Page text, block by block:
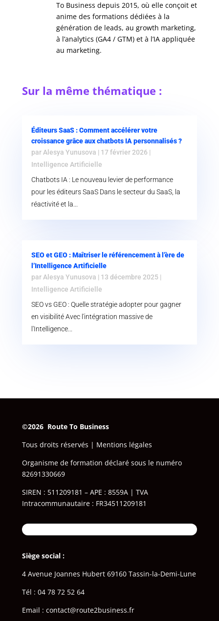
To Business depuis 2015, où elle conçoit et
anime des formations dédiées à la
génération de leads, au growth marketing,
à l’analytics (GA4 / GTM) et à l’IA appliquée
au marketing.
Sur la même thématique :
Éditeurs SaaS : Comment accélérer votre
croissance grâce aux chatbots IA personnalisés ?
parAlesya Yunusova | 17 février 2026 |
Intelligence Artificielle
Chatbots IA : Le nouveau levier de performance
pour les éditeurs SaaS Dans le secteur du SaaS, la
réactivité et la...
SEO et GEO : Maîtriser le référencement à l’ère de
l’Intelligence Artificielle
par Alesya Yunusova | 13 décembre 2025 |
Intelligence Artificielle
SEO vs GEO : Quelle stratégie adopter pour gagner
en visibilité Avec l'intégration massive de
l'Intelligence...
©2026 Route To Business‎
Tous droits réservés | Mentions légales
Organisme de formation déclaré sous le numéro
82691330669
SIREN : 511209181 – APE : 8559A ‎| TVA
Intracommunautaire : FR34511209181
Siège social :
4 Avenue Joannes Hubert 69160 Tassin-la-Demi-Lune
Tél : 04 78 72 52 64
Email : contact@route2business.fr